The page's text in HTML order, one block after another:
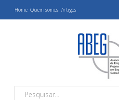
Home Quem somos Artigos